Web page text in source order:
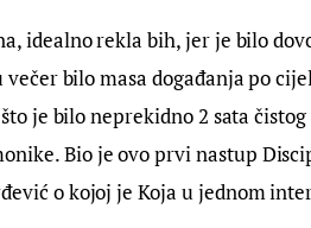
idealno rekla bih, jer je bilo
bilo masa događanja po
je bilo neprekidno 2 sata čistog
Bio je ovo prvi nastup
o kojoj je Koja u jednom